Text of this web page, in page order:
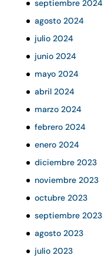
septiembre 2024
agosto 2024
julio 2024
junio 2024
mayo 2024
abril 2024
marzo 2024
febrero 2024
enero 2024
diciembre 2023
noviembre 2023
octubre 2023
septiembre 2023
agosto 2023
julio 2023